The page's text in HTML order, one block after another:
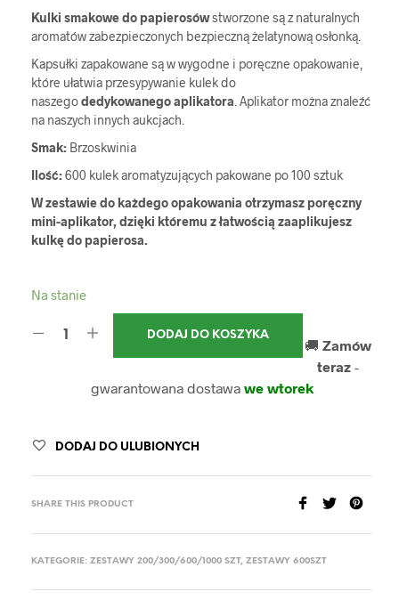
Kulki smakowe do papierosówstworzone są z naturalnych
aromatów zabezpieczonych bezpieczną żelatynową osłonką.
Kapsułki zapakowane są w wygodne i poręczne opakowanie,
które ułatwia przesypywanie kulek do
naszegodedykowanego aplikatora . Aplikator można znaleźć
na naszych innych aukcjach.
Smak: Brzoskwinia
Ilość:600 kulek aromatyzujących pakowane po 100 sztuk
W zestawie do każdego opakowania otrzymasz poręczny
mini-aplikator, dzięki któremu z łatwością zaaplikujesz
kulkę do papierosa.
Na stanie
DODAJ DO KOSZYKA
🚚 Zamów
teraz-
gwarantowana dostawa we wtorek
DODAJ DO ULUBIONYCH
SHARE THIS PRODUCT
KATEGORIE: ZESTAWY 200/300/600/1000 SZT, ZESTAWY 600SZT